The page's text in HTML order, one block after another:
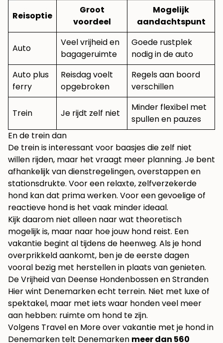
Reisoptie
Groot
voordeel
Mogelijk
aandachtspunt
Auto
Veel vrijheid en
bagageruimte
Goede rustplek
nodig in de auto
Auto plus
ferry
Reisdag voelt
opgebroken
Regels aan boord
verschillen
Trein Je rijdt zelf niet
Minder flexibel met
spullen en pauzes
En de trein dan
De trein is interessant voor baasjes die zelf niet
willen rijden, maar het vraagt meer planning. Je bent
afhankelijk van dienstregelingen, overstappen en
stationsdrukte. Voor een relaxte, zelfverzekerde
hond kan dat prima werken. Voor een gevoelige of
reactieve hond is het vaak minder ideaal.
Kijk daarom niet alleen naar wat theoretisch
mogelijk is, maar naar hoe jouw hond reist. Een
vakantie begint al tijdens de heenweg. Als je hond
overprikkeld aankomt, ben je de eerste dagen
vooral bezig met herstellen in plaats van genieten.
De Vrijheid van Deense Hondenbossen en Stranden
Hier wint Denemarken echt terrein. Niet met luxe of
spektakel, maar met iets waar honden veel meer
aan hebben: ruimte om hond te zijn.
Volgens Travel en More over vakantie met je hond in
Denemarken telt Denemarken meer dan 560